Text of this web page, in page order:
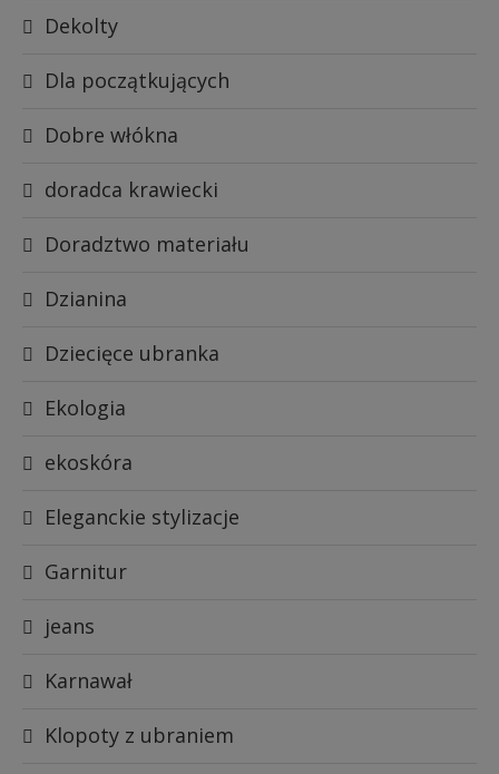
Dekolty
Dla początkujących
Dobre włókna
doradca krawiecki
Doradztwo materiału
Dzianina
Dziecięce ubranka
Ekologia
ekoskóra
Eleganckie stylizacje
Garnitur
jeans
Karnawał
Klopoty z ubraniem